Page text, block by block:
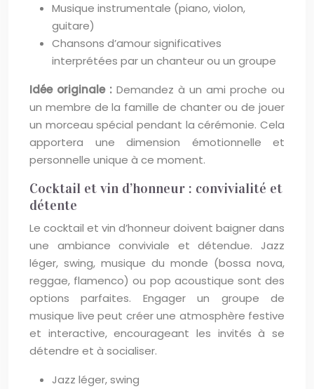
Musique instrumentale (piano, violon,
guitare)
Chansons d’amour significatives
interprétées par un chanteur ou un groupe
Idée originale : Demandez à un ami proche ou
un membre de la famille de chanter ou de jouer
un morceau spécial pendant la cérémonie. Cela
apportera une dimension émotionnelle et
personnelle unique à ce moment.
Cocktail et vin d’honneur : convivialité et
détente
Le cocktail et vin d’honneur doivent baigner dans
une ambiance conviviale et détendue. Jazz
léger, swing, musique du monde (bossa nova,
reggae, flamenco) ou pop acoustique sont des
options parfaites. Engager un groupe de
musique live peut créer une atmosphère festive
et interactive, encourageant les invités à se
détendre et à socialiser.
Jazz léger, swing